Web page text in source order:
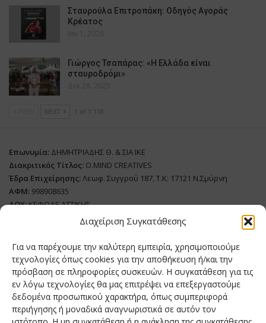
Διαχείριση Συγκατάθεσης
Για να παρέχουμε την καλύτερη εμπειρία, χρησιμοποιούμε
τεχνολογίες όπως cookies για την αποθήκευση ή/και την
πρόσβαση σε πληροφορίες συσκευών. Η συγκατάθεση για τις
εν λόγω τεχνολογίες θα μας επιτρέψει να επεξεργαστούμε
δεδομένα προσωπικού χαρακτήρα, όπως συμπεριφορά
περιήγησης ή μοναδικά αναγνωριστικά σε αυτόν τον
Σταυρούλα Επιτροπάκη: Οδηγός Αγοράς
Κρέατος
Ιαν 1, 2026
Γιώργος Τσαπάρας: «Η Ελλάδα είναι
σταυροδρόμι»
Δεκ 28, 2025
NEXT 1 of 1.118
Επωνυμία: ΔΗΜΗΤΡΙΑΔΗΣ Θ. & ΣΙΑ ΙΚΕ
Διακριτικός Τίτλος: O.MIND CREATIVES
Έδρα Επιχείρησης:Λεωφ. Συγγρού 187, Τ.Κ: 17121 Ν.Σμύρνη
ΑΦΜ: 998908635
ΔΟΥ:ΚΕΦΟΔΕ ΑΤΤΙΚΗΣ
Όνομα Ιδιοκτήτη και Νόμιμο Πρόσωπο: Θεόδωρος Δημητριάδης
Διευθυντής Σύνταξης:Ευθυμιάτου Μαίρη
Domain:grillmagazine.gr
Δικαιούχος Domain:Θεόδωρος Δημητριάδης
Διευθυντής:Θεόδωρος Δημητριάδης
Διαχειριστής:Θεόδωρος Δημητριάδης
Δήλωση Συμμόρφωσης